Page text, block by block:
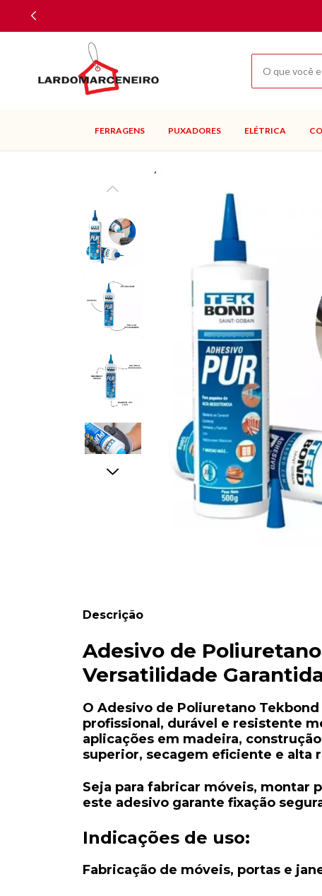
FERRAGENS PUXADORES ELÉTRICA
Descrição
Adesivo de
Versatilidade
O Adesivo de Poliuretano
profissional, durável e resistente
aplicações em madeira,
superior, secagem eficiente e alta
Seja para fabricar móveis, montar
este adesivo garante fixação
Indicações de uso:
Fabricação de móveis, portas e